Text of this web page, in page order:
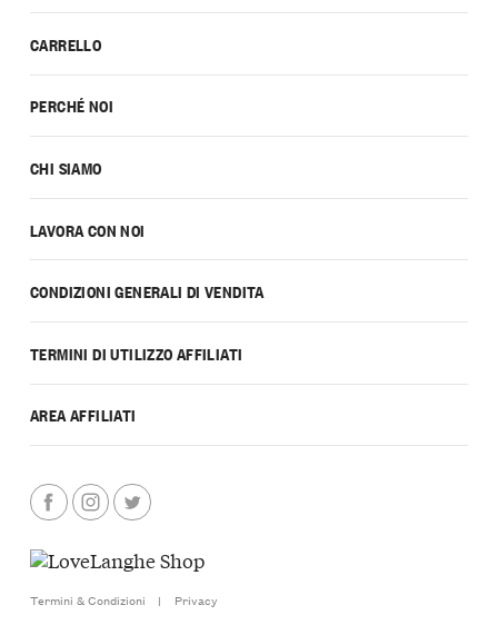
CARRELLO
PERCHÉ NOI
CHI SIAMO
LAVORA CON NOI
CONDIZIONI GENERALI DI VENDITA
TERMINI DI UTILIZZO AFFILIATI
AREA AFFILIATI
Termini & Condizioni |
Privacy